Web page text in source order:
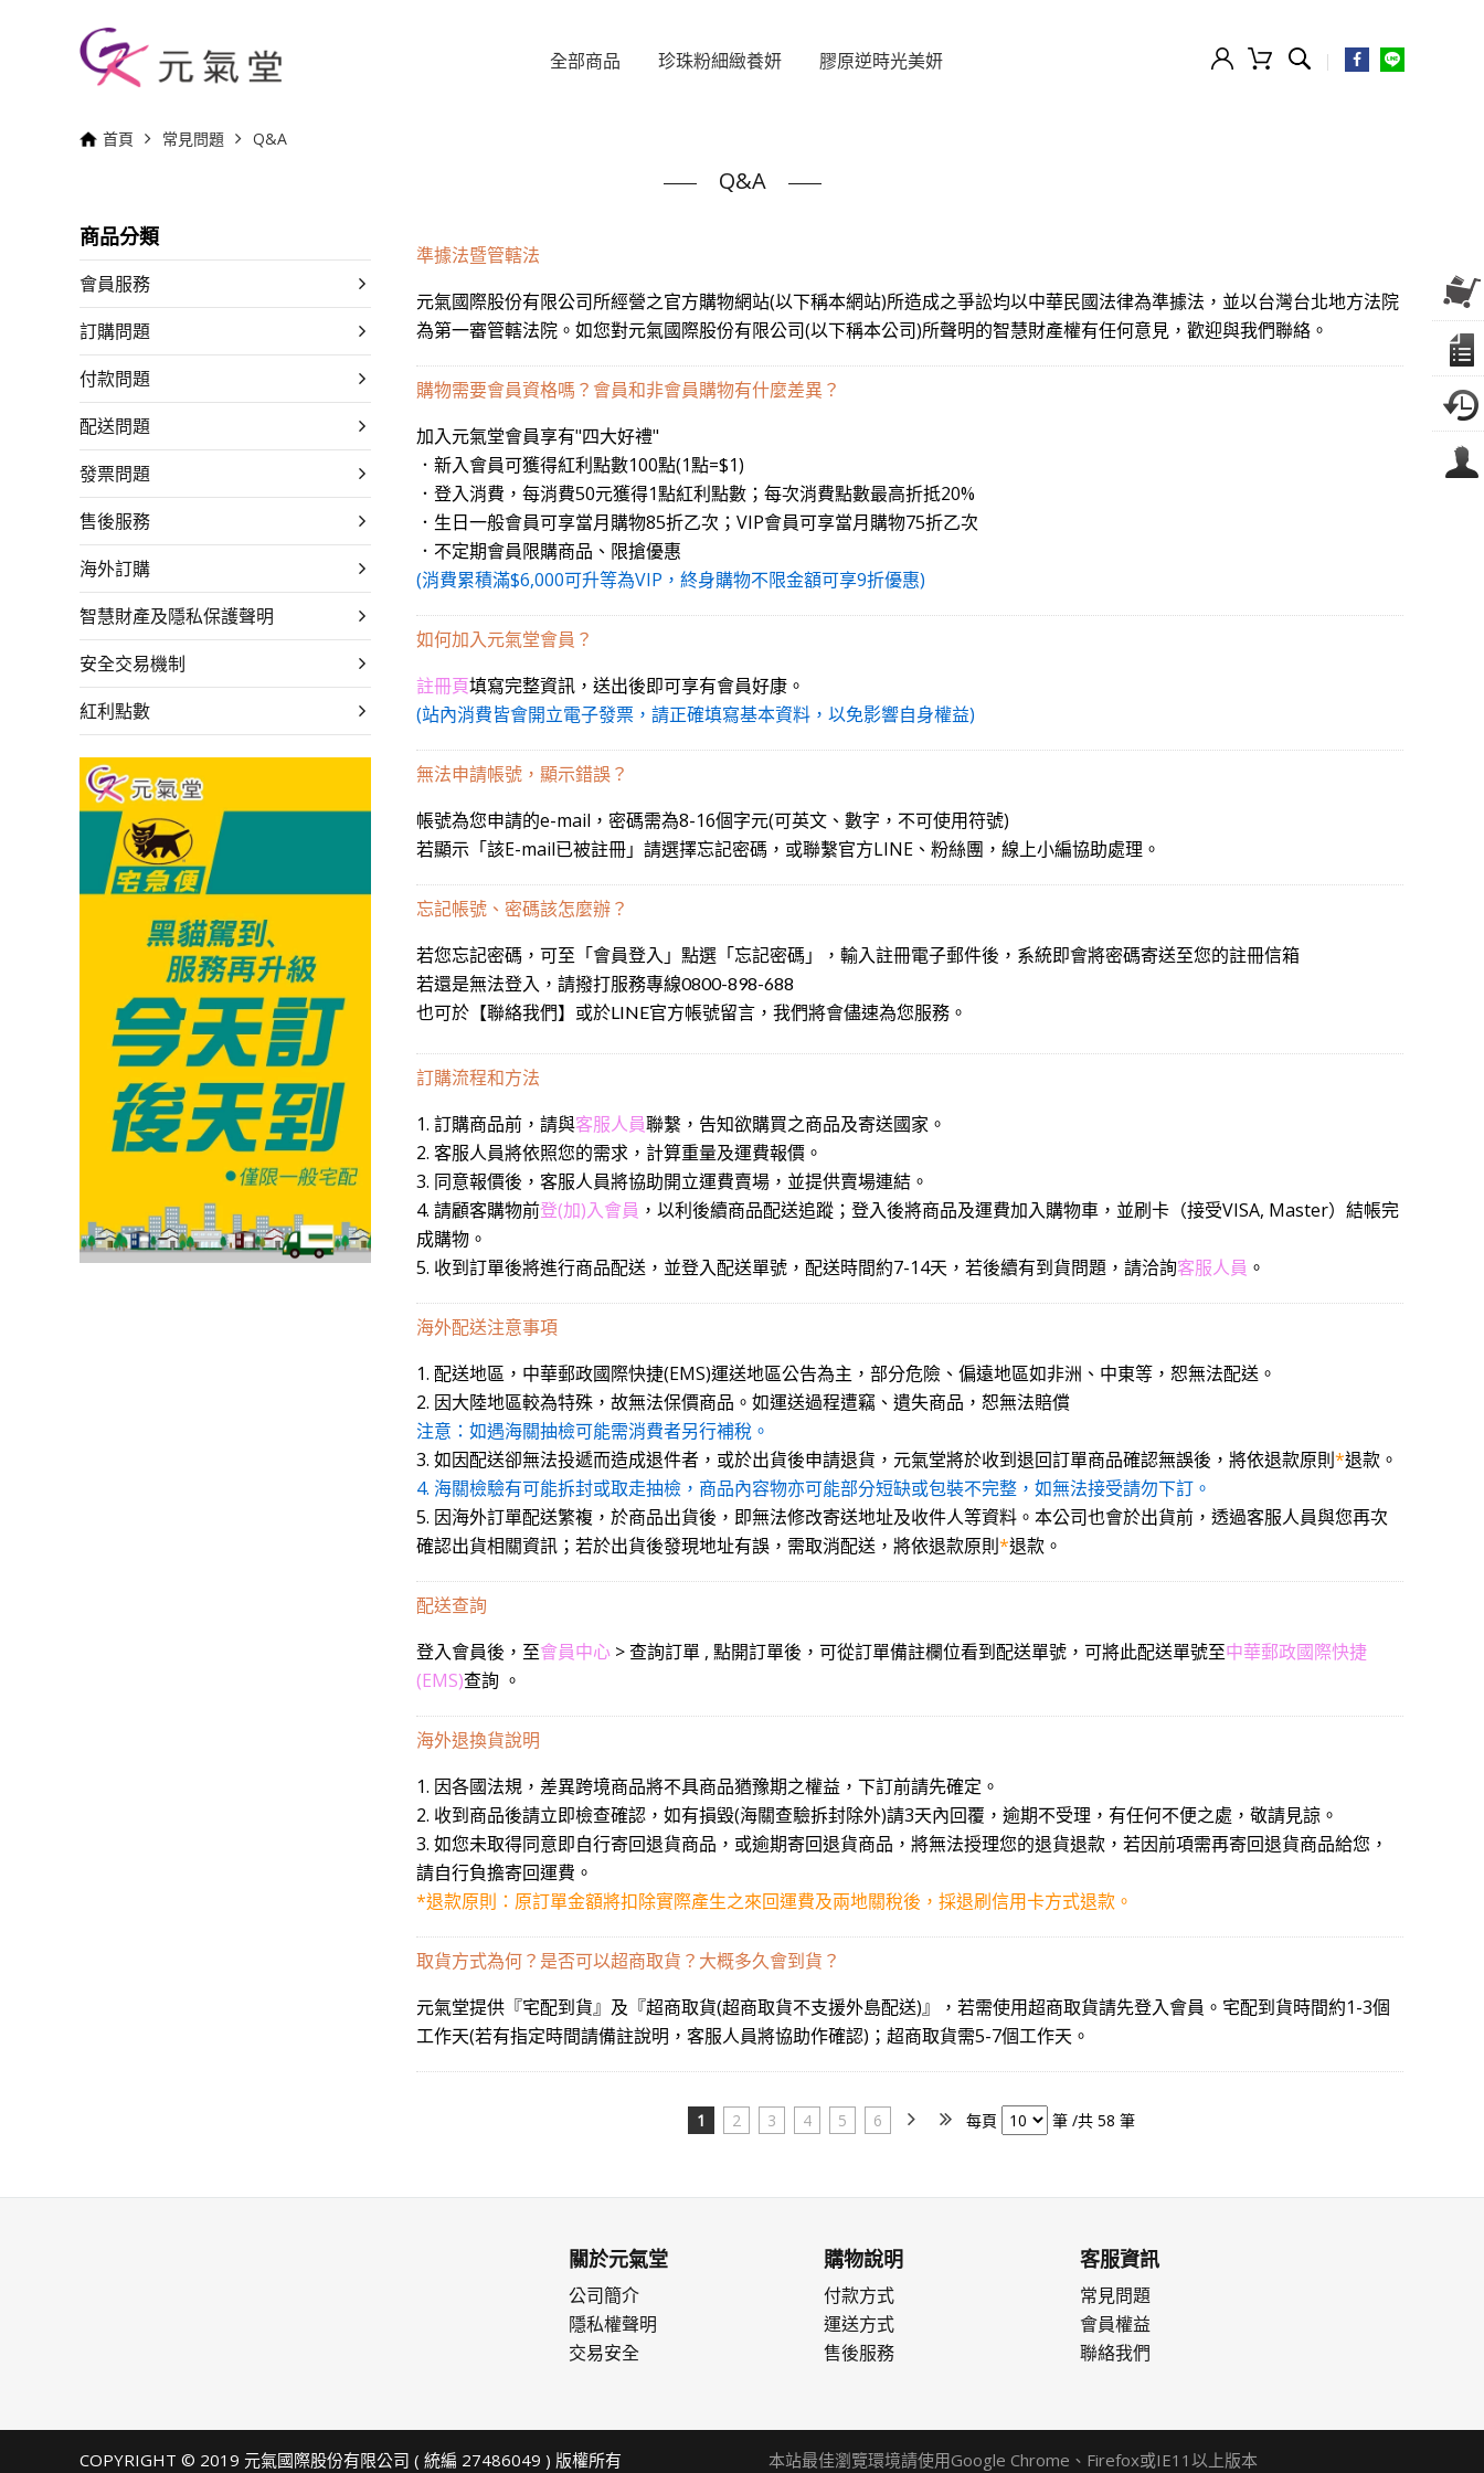
全部商品 珍珠粉細緻養妍 膠原逆時光美妍
首頁 常見問題 Q&A
Q&A
會員服務
訂購問題
付款問題
配送問題
發票問題
售後服務
海外訂購
智慧財產及隱私保護聲明
安全交易機制
紅利點數
準據法暨管轄法
元氣國際股份有限公司所經營之官方購物網站(以下稱本網站)所造成之爭訟均以中華民國法律為準據法，並以台灣台北地方法院
為第一審管轄法院。如您對元氣國際股份有限公司(以下稱本公司)所聲明的智慧財產權有任何意見，歡迎與我們聯絡。
購物需要會員資格嗎？會員和非會員購物有什麼差異？
加入元氣堂會員享有"四大好禮"
．新入會員可獲得紅利點數100點(1點=$1)
．登入消費，每消費50元獲得1點紅利點數；每次消費點數最高折抵20%
．生日一般會員可享當月購物85折乙次；VIP會員可享當月購物75折乙次
．不定期會員限購商品、限搶優惠
(消費累積滿$6,000可升等為VIP，終身購物不限金額可享9折優惠)
如何加入元氣堂會員？
註冊頁填寫完整資訊，送出後即可享有會員好康。
(站內消費皆會開立電子發票，請正確填寫基本資料，以免影響自身權益)
無法申請帳號，顯示錯誤？
帳號為您申請的e-mail，密碼需為8-16個字元(可英文、數字，不可使用符號)
若顯示「該E-mail已被註冊」請選擇忘記密碼，或聯繫官方LINE、粉絲團，線上小編協助處理。
忘記帳號、密碼該怎麼辦？
若您忘記密碼，可至「會員登入」點選「忘記密碼」，輸入註冊電子郵件後，系統即會將密碼寄送至您的註冊信箱
若還是無法登入，請撥打服務專線0800-898-688
也可於【聯絡我們】或於LINE官方帳號留言，我們將會儘速為您服務。
訂購流程和方法
1. 訂購商品前，請與客服人員聯繫，告知欲購買之商品及寄送國家。
2. 客服人員將依照您的需求，計算重量及運費報價。
3. 同意報價後，客服人員將協助開立運費賣場，並提供賣場連結。
4. 請顧客購物前登(加)入會員 ，以利後續商品配送追蹤；登入後將商品及運費加入購物車，並刷卡（接受VISA, Master）結帳完
成購物。
5. 收到訂單後將進行商品配送，並登入配送單號，配送時間約7-14天，若後續有到貨問題，請洽詢客服人員 。
海外配送注意事項
1. 配送地區，中華郵政國際快捷(EMS)運送地區公告為主，部分危險、偏遠地區如非洲、中東等，恕無法配送。
2. 因大陸地區較為特殊，故無法保價商品。如運送過程遭竊、遺失商品，恕無法賠償
注意：如遇海關抽檢可能需消費者另行補稅。
3. 如因配送卻無法投遞而造成退件者，或於出貨後申請退貨，元氣堂將於收到退回訂單商品確認無誤後，將依退款原則*退款。
4. 海關檢驗有可能拆封或取走抽檢，商品內容物亦可能部分短缺或包裝不完整，如無法接受請勿下訂。
5. 因海外訂單配送繁複，於商品出貨後，即無法修改寄送地址及收件人等資料。本公司也會於出貨前，透過客服人員與您再次
確認出貨相關資訊；若於出貨後發現地址有誤，需取消配送，將依退款原則*退款。
配送查詢
登入會員後，至會員中心 > 查詢訂單 , 點開訂單後，可從訂單備註欄位看到配送單號，可將此配送單號至中華郵政國際快捷
(EMS)查詢 。
海外退換貨說明
1. 因各國法規，差異跨境商品將不具商品猶豫期之權益，下訂前請先確定。
2. 收到商品後請立即檢查確認，如有損毀(海關查驗拆封除外)請3天內回覆，逾期不受理，有任何不便之處，敬請見諒。
3. 如您未取得同意即自行寄回退貨商品，或逾期寄回退貨商品，將無法授理您的退貨退款，若因前項需再寄回退貨商品給您，
請自行負擔寄回運費。
*退款原則：原訂單金額將扣除實際產生之來回運費及兩地關稅後，採退刷信用卡方式退款。
取貨方式為何？是否可以超商取貨？大概多久會到貨？
元氣堂提供『宅配到貨』及『超商取貨(超商取貨不支援外島配送)』，若需使用超商取貨請先登入會員。宅配到貨時間約1-3個
工作天(若有指定時間請備註說明，客服人員將協助作確認)；超商取貨需5-7個工作天。
1 2 3 4 5 6 每頁 筆 /共 58 筆
關於元氣堂
公司簡介
隱私權聲明
交易安全
購物說明
付款方式
運送方式
售後服務
客服資訊
常見問題
會員權益
聯絡我們
COPYRIGHT © 2019 元氣國際股份有限公司 ( 統編 27486049 ) 版權所有 本站最佳瀏覽環境請使用Google Chrome、Firefox或IE11以上版本